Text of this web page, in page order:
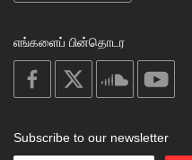
எங்களைப் பின்தொடர
on
facebook
soundcloud
Subscribe to our newsletter